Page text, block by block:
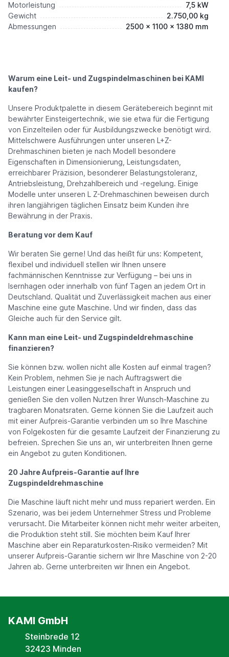
Motorleistung
7,5 kW
Gewicht
2.750,00 kg
Abmessungen
2500 x 1100 x 1380 mm
Warum eine Leit- und Zugspindelmaschinen bei KAMI
kaufen?
Unsere Produktpalette in diesem Gerätebereich beginnt mit
bewährter Einsteigertechnik, wie sie etwa für die Fertigung
von Einzelteilen oder für Ausbildungszwecke benötigt wird.
Mittelschwere Ausführungen unter unseren L+Z-
Drehmaschinen bieten je nach Modell besondere
Eigenschaften in Dimensionierung, Leistungsdaten,
erreichbarer Präzision, besonderer Belastungstoleranz,
Antriebsleistung, Drehzahlbereich und -regelung. Einige
Modelle unter unseren L Z-Drehmaschinen beweisen durch
ihren langjährigen täglichen Einsatz beim Kunden ihre
Bewährung in der Praxis.
Beratung vor dem Kauf
Wir beraten Sie gerne! Und das heißt für uns: Kompetent,
flexibel und individuell stellen wir Ihnen unsere
fachmännischen Kenntnisse zur Verfügung – bei uns in
Isernhagen oder innerhalb von fünf Tagen an jedem Ort in
Deutschland. Qualität und Zuverlässigkeit machen aus einer
Maschine eine gute Maschine. Und wir finden, dass das
Gleiche auch für den Service gilt.
Kann man eine Leit- und Zugspindeldrehmaschine
finanzieren?
Sie können bzw. wollen nicht alle Kosten auf einmal tragen?
Kein Problem, nehmen Sie je nach Auftragswert die
Leistungen einer Leasinggesellschaft in Anspruch und
genießen Sie den vollen Nutzen Ihrer Wunsch-Maschine zu
tragbaren Monatsraten. Gerne können Sie die Laufzeit auch
mit einer Aufpreis-Garantie verbinden um so Ihre Maschine
von Folgekosten für die gesamte Laufzeit der Finanzierung zu
befreien. Sprechen Sie uns an, wir unterbreiten Ihnen gerne
ein Angebot zu guten Konditionen.
20 Jahre Aufpreis-Garantie auf Ihre
Zugspindeldrehmaschine
Die Maschine läuft nicht mehr und muss repariert werden. Ein
Szenario, was bei jedem Unternehmer Stress und Probleme
verursacht. Die Mitarbeiter können nicht mehr weiter arbeiten,
die Produktion steht still. Sie möchten beim Kauf Ihrer
Maschine aber ein Reparaturkosten-Risiko vermeiden? Mit
unserer Aufpreis-Garantie sichern wir Ihre Maschine von 2-20
Jahren ab. Gerne unterbreiten wir Ihnen ein Angebot.
KAMI GmbH
Steinbrede 12
32423 Minden